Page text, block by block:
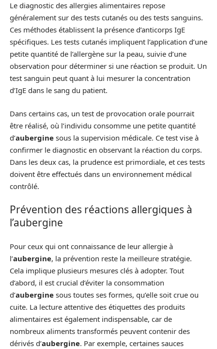
Le diagnostic des allergies alimentaires repose
généralement sur des tests cutanés ou des tests sanguins.
Ces méthodes établissent la présence d’anticorps IgE
spécifiques. Les tests cutanés impliquent l’application d’une
petite quantité de l’allergène sur la peau, suivie d’une
observation pour déterminer si une réaction se produit. Un
test sanguin peut quant à lui mesurer la concentration
d’IgE dans le sang du patient.
Dans certains cas, un test de provocation orale pourrait
être réalisé, où l’individu consomme une petite quantité
d’aubergine sous la supervision médicale. Ce test vise à
confirmer le diagnostic en observant la réaction du corps.
Dans les deux cas, la prudence est primordiale, et ces tests
doivent être effectués dans un environnement médical
contrôlé.
Prévention des réactions allergiques à
l’aubergine
Pour ceux qui ont connaissance de leur allergie à
l’aubergine, la prévention reste la meilleure stratégie.
Cela implique plusieurs mesures clés à adopter. Tout
d’abord, il est crucial d’éviter la consommation
d’aubergine sous toutes ses formes, qu’elle soit crue ou
cuite. La lecture attentive des étiquettes des produits
alimentaires est également indispensable, car de
nombreux aliments transformés peuvent contenir des
dérivés d’aubergine. Par exemple, certaines sauces